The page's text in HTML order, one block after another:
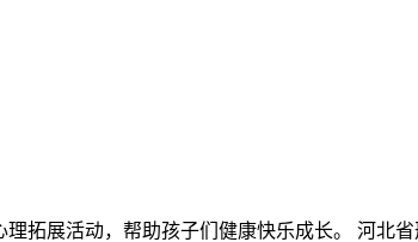
拓展活动，帮助孩子们健康快乐成长。 河北